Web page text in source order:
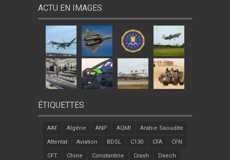
ACTU EN IMAGES
ÉTIQUETTES
AAF Algérie ANP AQMI Arabie Saoudite
Attentat Aviation BDSL C130 CFA CFN
CFT Chine Constantine Crash Daech